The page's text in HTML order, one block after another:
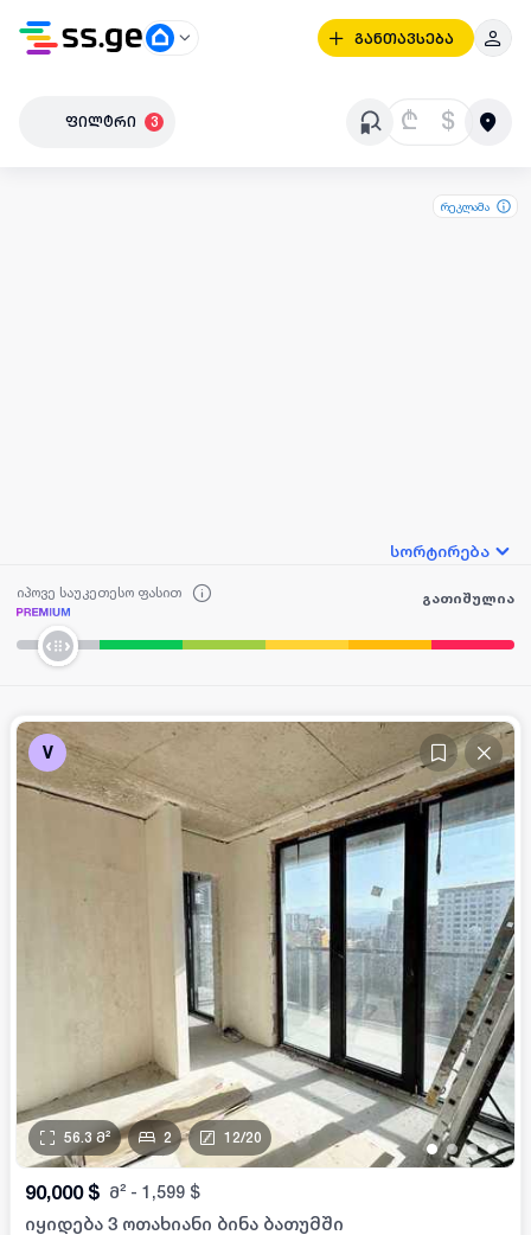
განთავსება
ფილტრი 3 ₾ $
რეკლამა
სორტირება
იპოვე საუკეთესო ფასით გათიშულია
V
••••
56.3 მ² 2 12/20
90,000 $ მ² - 1,599 $
იყიდება 3 ოთახიანი ბინა ბათუმში